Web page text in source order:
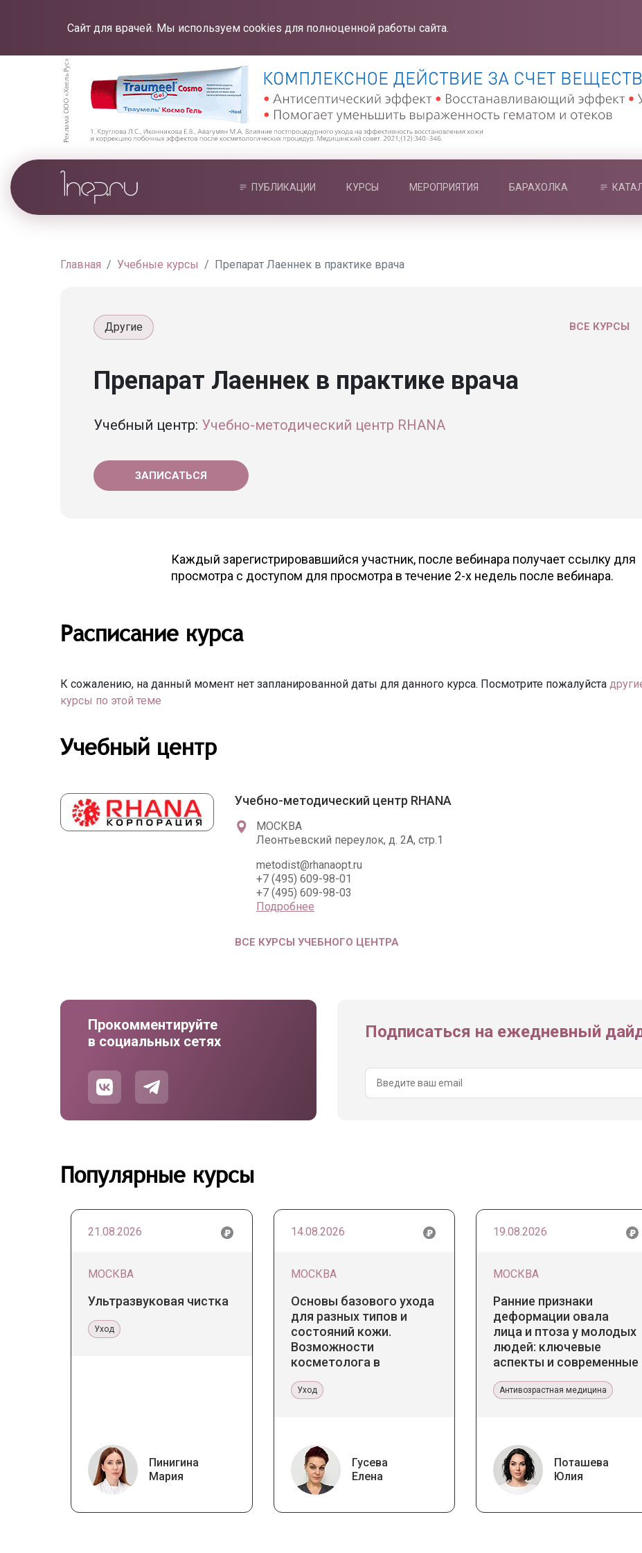
Сайт для врачей. Мы используем cookies для полноценной работы сайта.
ПУБЛИКАЦИИ КУРСЫ МЕРОПРИЯТИЯ БАРАХОЛКА
Главная Учебные курсы Препарат Лаеннек в практике врача
ВСЕ КУРСЫ
Другие
Препарат Лаеннек в практике врача
Учебный центр: Учебно-методический центр RHANA
ЗАПИСАТЬСЯ
Каждый зарегистрировавшийся участник, после вебинара получает ссылку для
просмотра с доступом для просмотра в течение 2-х недель после вебинара.
Расписание курса
К сожалению, на данный момент нет запланированной даты для данного курса. Посмотрите пожалуйста
курсы по этой теме
Учебный центр
Учебно-методический центр RHANA
МОСКВА
Леонтьевский переулок, д. 2А, стр.1
metodist@rhanaopt.ru
+7 (495) 609-98-01
+7 (495) 609-98-03
Подробнее
ВСЕ КУРСЫ УЧЕБНОГО ЦЕНТРА
Прокомментируйте
в социальных сетях
Подписаться на ежедневный
Популярные курсы
21.08.2026
МОСКВА
Ультразвуковая чистка
Уход
Пинигина
Мария
14.08.2026
МОСКВА
Основы базового ухода
для разных типов и
состояний кожи.
Возможности
косметолога в
Уход
Гусева
Елена
19.08.2026
МОСКВА
Ранние признаки
деформации овала
лица и птоза у молодых
людей: ключевые
аспекты и современные
Антивозрастная медицина
Поташева
Юлия